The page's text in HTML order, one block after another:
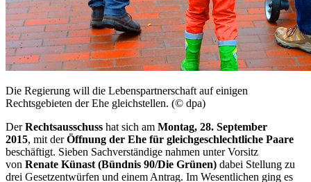
Die Regierung will die Lebenspartnerschaft auf einigen
Rechtsgebieten der Ehe gleichstellen. (© dpa)
DerRechtsausschuss hat sich am Montag, 28. September
2015, mit derÖffnung der Ehe für gleichgeschlechtliche Paare
beschäftigt. Sieben Sachverständige nahmen unter Vorsitz
von Renate Künast (Bündnis 90/Die Grünen) dabei Stellung zu
drei Gesetzentwürfen und einem Antrag. Im Wesentlichen ging es